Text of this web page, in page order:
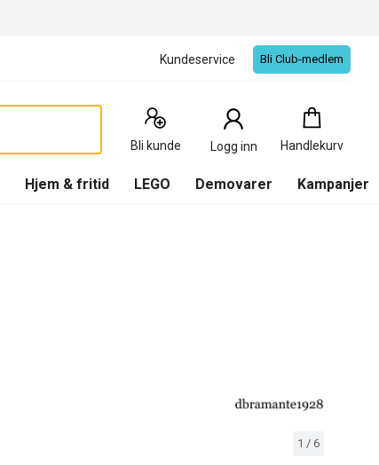
Kundeservice Bli Club-medlem
Bli kunde Logg inn Handlekurv
Handlekurv
0
Produkter
Hjem & fritid LEGO Demovarer Kampanjer
1 / 6